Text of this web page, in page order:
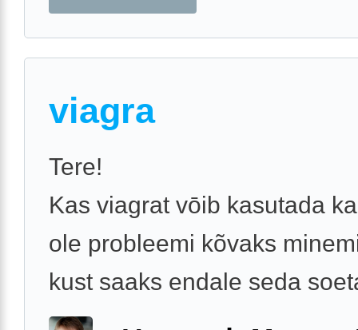
viagra
Tere!
Kas viagrat vōib kasutada
ole probleemi kõvaks
kust saaks endale seda